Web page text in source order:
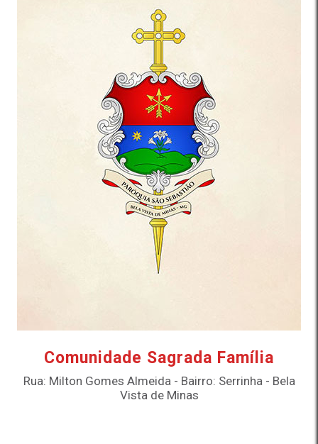
Comunidade Sagrada Família
Rua: Milton Gomes Almeida - Bairro: Serrinha - Bela
Vista de Minas